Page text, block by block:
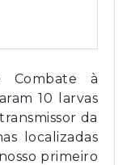
Combate à
10 larvas
da
localizadas
primeiro